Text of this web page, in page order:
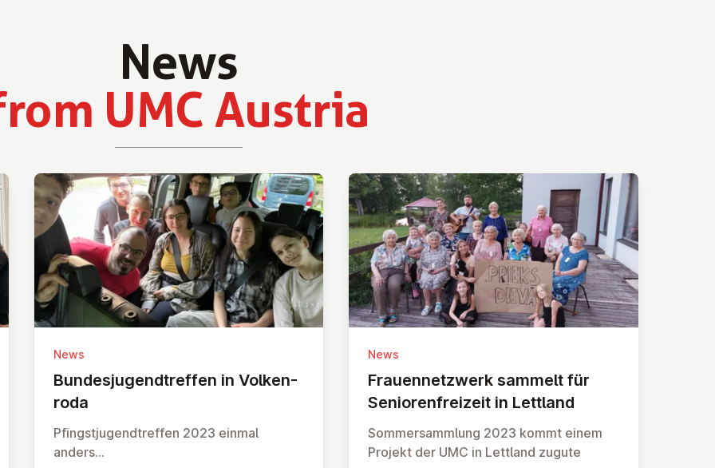
News
UMC Austria
News
Bundes­ju­gendtref­fen in Volken­
roda
Pfingstjugendtreffen 2023 einmal
anders...
News
Frauen­net­zwerk sammelt für
Senioren­freizeit in Lettland
Sommersammlung 2023 kommt einem
Projekt der UMC in Lettland zugute